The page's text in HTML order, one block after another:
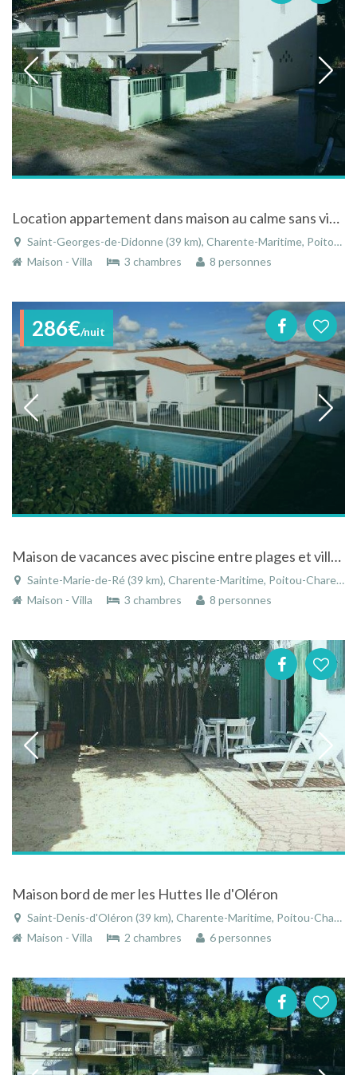
Location appartement dans maison au calme sans vis à vis à Saint-Georges-de-Didonne
Saint-Georges-de-Didonne (39 km), Charente-Maritime, Poitou-Charentes, Nouvelle-Aquitaine, France
Maison - Villa
3 chambres 8 personnes
286€/nuit
Maison de vacances avec piscine entre plages et village
Sainte-Marie-de-Ré (39 km), Charente-Maritime, Poitou-Charentes, Nouvelle-Aquitaine, France
Maison - Villa
3 chambres 8 personnes
Maison bord de mer les Huttes Ile d'Oléron
Saint-Denis-d'Oléron (39 km), Charente-Maritime, Poitou-Charentes, Nouvelle-Aquitaine, France
Maison - Villa
2 chambres 6 personnes